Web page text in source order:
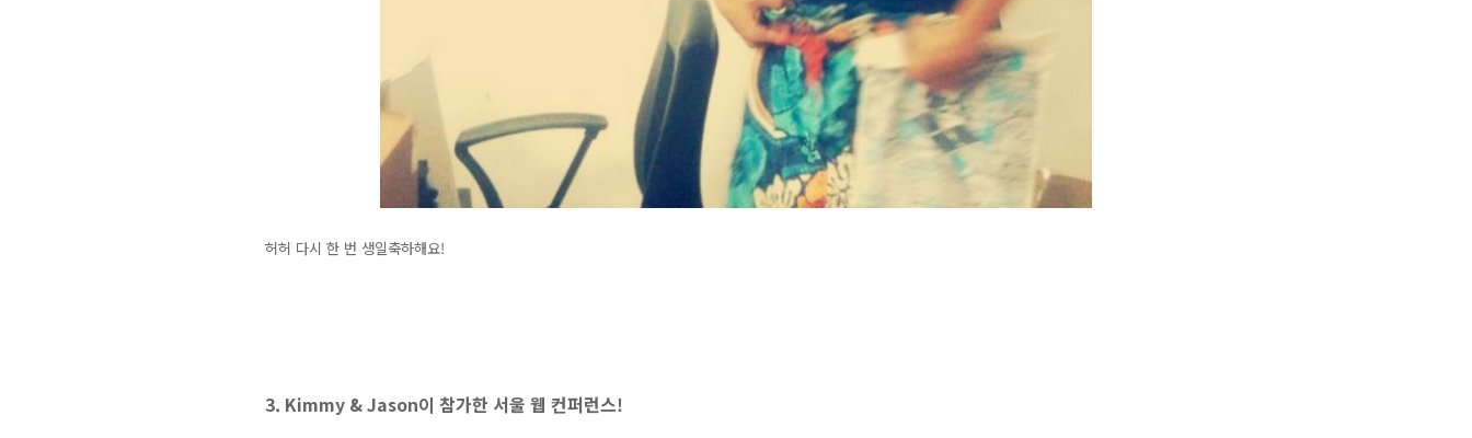
허허 다시 한 번 생일축하해요!
3. Kimmy & Jason이 참가한 서울 웹 컨퍼런스!